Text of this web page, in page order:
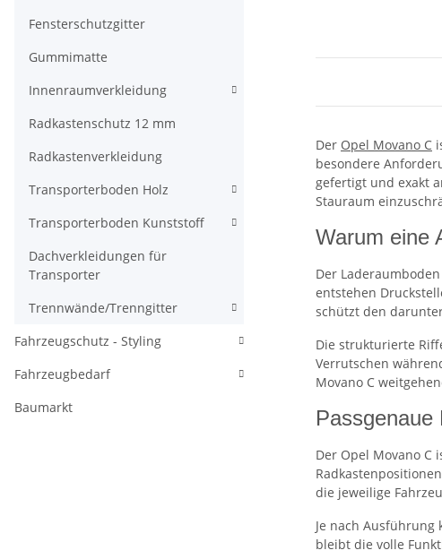
Der Opel Movano C
besondere
gefertigt und exakt
Stauraum
Warum eine
Der
entstehen
schützt den
Die strukturierte
Verrutschen
Movano C
Passgenaue
Der Opel Movano
die jeweilige
Je nach
bleibt die volle
Fensterschutzgitter
Gummimatte
Innenraumverkleidung
Radkastenschutz 12 mm
Radkastenverkleidung
Transporterboden Holz
Transporterboden Kunststoff
Dachverkleidungen für
Transporter
Trennwände/Trenngitter
Fahrzeugschutz - Styling
Fahrzeugbedarf
Baumarkt